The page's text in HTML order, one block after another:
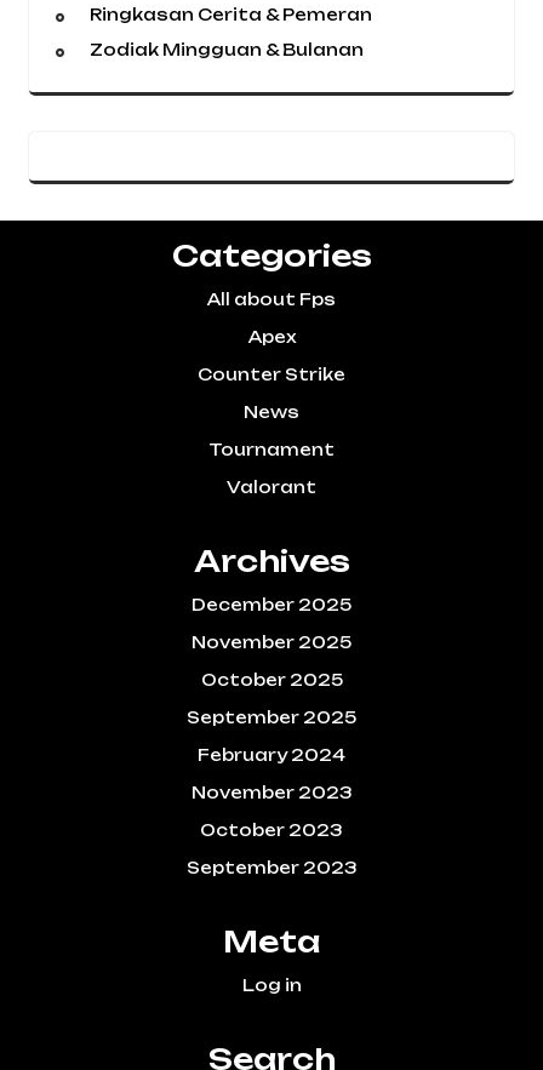
Ringkasan Cerita & Pemeran
Zodiak Mingguan & Bulanan
Categories
All about Fps
Apex
Counter Strike
News
Tournament
Valorant
Archives
December 2025
November 2025
October 2025
September 2025
February 2024
November 2023
October 2023
September 2023
Meta
Log in
Search